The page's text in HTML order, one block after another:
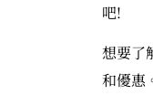
吧!
想要了
和優惠